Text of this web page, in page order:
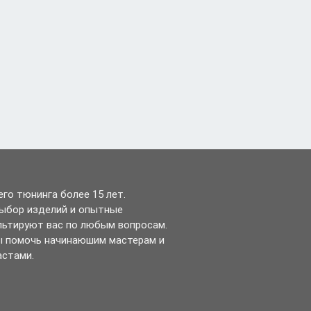
тюнинга более 15 лет.
изделий и опытные
вас по любым вопросам.
начинаюшим мастерам и